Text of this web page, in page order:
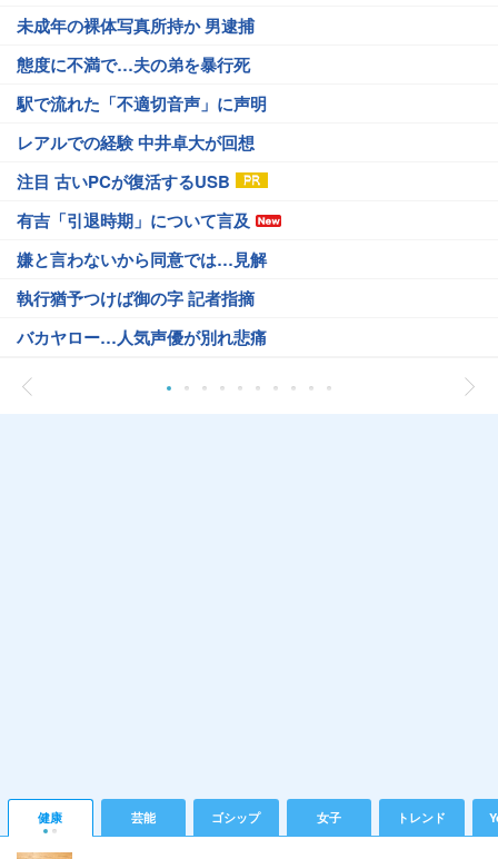
未成年の裸体写真所持か 男逮捕
態度に不満で…夫の弟を暴行死
駅で流れた「不適切音声」に声明
レアルでの経験 中井卓大が回想
注目 古いPCが復活するUSB
有吉「引退時期」について言及
嫌と言わないから同意では…見解
執行猶予つけば御の字 記者指摘
バカヤロー…人気声優が別れ悲痛
健康 芸能 ゴシップ 女子 トレンド